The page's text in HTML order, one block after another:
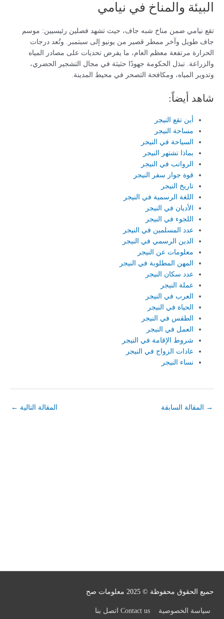
البيئة والمناخ في نيامي
تقع نيامي ضمن مناخ شبه جاف، حيث تشهد فصلين رئيسيين: موسم
جاف طويل وآخر ممطر قصير من يونيو إلى سبتمبر. وتُعد درجات
الحرارة مرتفعة معظم العام، ما يفرض تحديات على مصادر المياه
والزراعة. تبذل الحكومة جهودًا حثيثة في مجال التشجير الحضري،
وتدوير المياه، ومكافحة التصحر في محيط المدينة.
شاهد أيضاً:
أين تقع النيجر
مساحة النيجر
السياحة في النيجر
بماذا تشتهر النيجر
الرواتب في النيجر
قوة جواز سفر النيجر
تاريخ النيجر
اللغة الرسمية في النيجر
الأديان في النيجر
اللجوء في النيجر
عدد المسلمين في النيجر
الدين الرسمي في النيجر
معلومات عن النيجر
المهن المطلوبة في النيجر
عدد سكان النيجر
عملة النيجر
العرب في النيجر
الحياة في النيجر
الطقس في النيجر
العمل في النيجر
شروط الإقامة في النيجر
عادات الزواج في النيجر
نساء النيجر
→ المقالة السابقة المقالة التالية ←
حميع الحقوق محفوظة © 2025 معلومات صح
سياسة الخصوصية Contact us اتصل بنا